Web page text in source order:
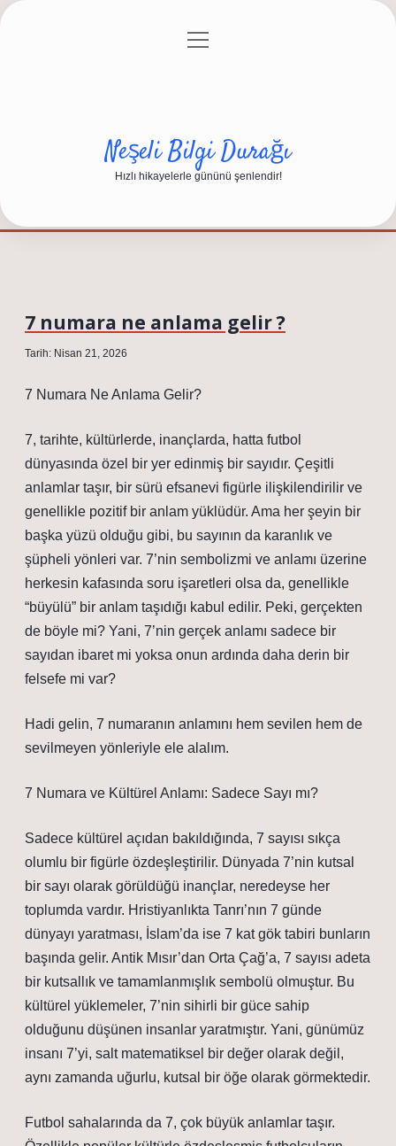
Gizlilik Politikası
menüyü
Neşeli Bilgi Durağı
Hızlı hikayelerle gününü şenlendir!
7 numara ne anlama gelir ?
Tarih: Nisan 21, 2026
7 Numara Ne Anlama Gelir?
7, tarihte, kültürlerde, inançlarda, hatta futbol
dünyasında özel bir yer edinmiş bir sayıdır. Çeşitli
anlamlar taşır, bir sürü efsanevi figürle ilişkilendirilir ve
genellikle pozitif bir anlam yüklüdür. Ama her şeyin bir
başka yüzü olduğu gibi, bu sayının da karanlık ve
şüpheli yönleri var. 7’nin sembolizmi ve anlamı üzerine
herkesin kafasında soru işaretleri olsa da, genellikle
“büyülü” bir anlam taşıdığı kabul edilir. Peki, gerçekten
de böyle mi? Yani, 7’nin gerçek anlamı sadece bir
sayıdan ibaret mi yoksa onun ardında daha derin bir
felsefe mi var?
Hadi gelin, 7 numaranın anlamını hem sevilen hem de
sevilmeyen yönleriyle ele alalım.
7 Numara ve Kültürel Anlamı: Sadece Sayı mı?
Sadece kültürel açıdan bakıldığında, 7 sayısı sıkça
olumlu bir figürle özdeşleştirilir. Dünyada 7’nin kutsal
bir sayı olarak görüldüğü inançlar, neredeyse her
toplumda vardır. Hristiyanlıkta Tanrı’nın 7 günde
dünyayı yaratması, İslam’da ise 7 kat gök tabiri bunların
başında gelir. Antik Mısır’dan Orta Çağ’a, 7 sayısı adeta
bir kutsallık ve tamamlanmışlık sembolü olmuştur. Bu
kültürel yüklemeler, 7’nin sihirli bir güce sahip
olduğunu düşünen insanlar yaratmıştır. Yani, günümüz
insanı 7’yi, salt matematiksel bir değer olarak değil,
aynı zamanda uğurlu, kutsal bir öğe olarak görmektedir.
Futbol sahalarında da 7, çok büyük anlamlar taşır.